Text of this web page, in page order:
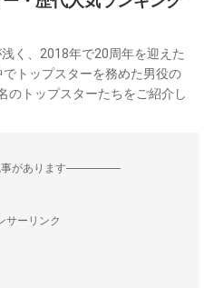
く、2018年で20周年を迎えた
トップスターを務めた男役の
のトップスターたちをご紹介し
があります--------------------
サーリンク